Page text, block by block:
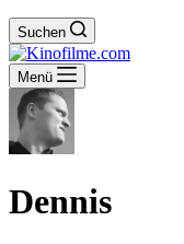
Suchen
Menü
Dennis